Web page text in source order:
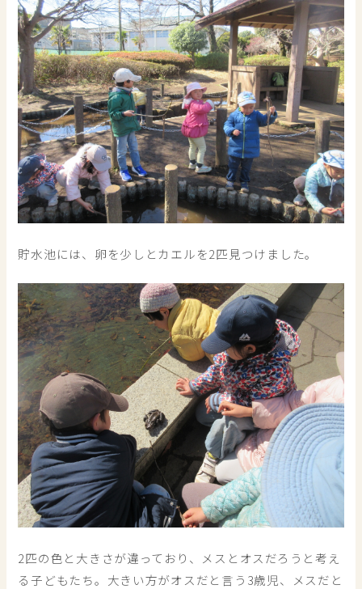
貯水池には、卵を少しとカエルを2匹見つけました。
2匹の色と大きさが違っており、メスとオスだろうと考え
る子どもたち。大きい方がオスだと言う3歳児、メスだと